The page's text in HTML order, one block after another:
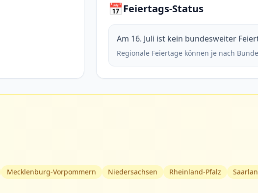
📅Feiertags-Status
Am 16. Juli ist kein bundesweiter
Regionale Feiertage können je nach
Mecklenburg-Vorpommern Niedersachsen Rheinland-Pfalz